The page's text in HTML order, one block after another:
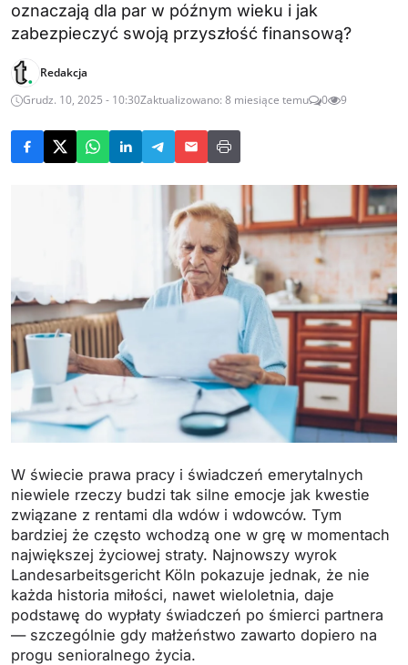
oznaczają dla par w późnym wieku i jak
zabezpieczyć swoją przyszłość finansową?
Redakcja
Grudz. 10, 2025 - 10:30Zaktualizowano: 8 miesiące temu 0 9
W świecie prawa pracy i świadczeń emerytalnych
niewiele rzeczy budzi tak silne emocje jak kwestie
związane z rentami dla wdów i wdowców. Tym
bardziej że często wchodzą one w grę w momentach
największej życiowej straty. Najnowszy wyrok
Landesarbeitsgericht Köln pokazuje jednak, że nie
każda historia miłości, nawet wieloletnia, daje
podstawę do wypłaty świadczeń po śmierci partnera
— szczególnie gdy małżeństwo zawarto dopiero na
progu senioralnego życia.